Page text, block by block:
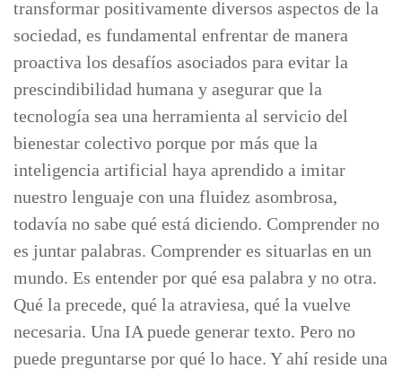
transformar positivamente diversos aspectos de la
sociedad, es fundamental enfrentar de manera
proactiva los desafíos asociados para evitar la
prescindibilidad humana y asegurar que la
tecnología sea una herramienta al servicio del
bienestar colectivo porque por más que la
inteligencia artificial haya aprendido a imitar
nuestro lenguaje con una fluidez asombrosa,
todavía no sabe qué está diciendo. Comprender no
es juntar palabras. Comprender es situarlas en un
mundo. Es entender por qué esa palabra y no otra.
Qué la precede, qué la atraviesa, qué la vuelve
necesaria. Una IA puede generar texto. Pero no
puede preguntarse por qué lo hace. Y ahí reside una